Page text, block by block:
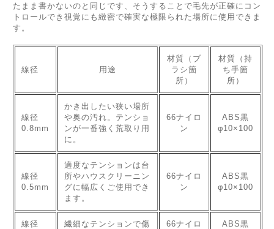
たまま書かないのと同じです、そうすることで毛先が正確にコン
トロールでき視覚にも緻密で確実な極限られた場所に使用できま
す。
線径 用途
材質（ブ
ラシ箇
所）
材質（持
ち手箇
所）
線径
0.8mm
かき出したい狭い場所
や奥の汚れ。テンショ
ンが一番強く荒取り用
に。
66ナイロ
ン
ABS黒
φ10×100
線径
0.5mm
適度なテンションは台
所やハウスクリーニン
グに幅広くご使用でき
ます。
66ナイロ
ン
ABS黒
φ10×100
線径
繊細なテンションで傷
66ナイロ
ABS黒